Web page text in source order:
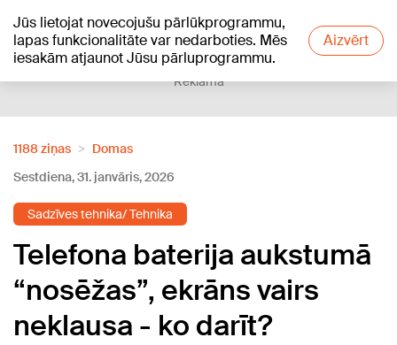
Jūs lietojat novecojušu pārlūkprogrammu,
lapas funkcionalitāte var nedarboties. Mēs
iesakām atjaunot Jūsu pārluprogrammu.
Aizvērt
+22°C
Reklāma
1188 ziņas
Domas
Sestdiena, 31. janvāris, 2026
Sadzīves tehnika/ Tehnika
Telefona baterija aukstumā
“nosēžas”, ekrāns vairs
neklausa - ko darīt?